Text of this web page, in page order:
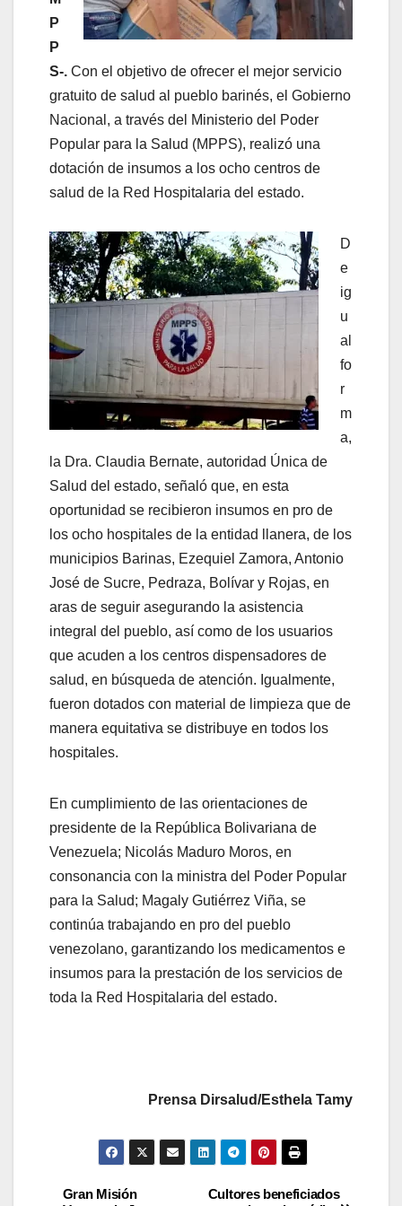
P
P
S-. Con el objetivo de ofrecer el mejor servicio
gratuito de salud al pueblo barinés, el Gobierno
Nacional, a través del Ministerio del Poder
Popular para la Salud (MPPS), realizó una
dotación de insumos a los ocho centros de
salud de la Red Hospitalaria del estado.
D
e
ig
u
al
fo
r
m
a,
la Dra. Claudia Bernate, autoridad Única de
Salud del estado, señaló que, en esta
oportunidad se recibieron insumos en pro de
los ocho hospitales de la entidad llanera, de los
municipios Barinas, Ezequiel Zamora, Antonio
José de Sucre, Pedraza, Bolívar y Rojas, en
aras de seguir asegurando la asistencia
integral del pueblo, así como de los usuarios
que acuden a los centros dispensadores de
salud, en búsqueda de atención. Igualmente,
fueron dotados con material de limpieza que de
manera equitativa se distribuye en todos los
hospitales.
En cumplimiento de las orientaciones de
presidente de la República Bolivariana de
Venezuela; Nicolás Maduro Moros, en
consonancia con la ministra del Poder Popular
para la Salud; Magaly Gutiérrez Viña, se
continúa trabajando en pro del pueblo
venezolano, garantizando los medicamentos e
insumos para la prestación de los servicios de
toda la Red Hospitalaria del estado.
Prensa Dirsalud/Esthela Tamy
Cultores beneficiados
Gran Misión